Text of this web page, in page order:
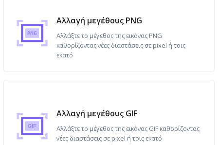
Αλλαγή μεγέθους PNG
Αλλάξτε το μέγεθος της εικόνας PNG
καθορίζοντας νέες διαστάσεις σε pixel ή τοις
εκατό
Αλλαγή μεγέθους GIF
Αλλάξτε το μέγεθος της εικόνας GIF καθορίζοντας
νέες διαστάσεις σε pixel ή τοις εκατό